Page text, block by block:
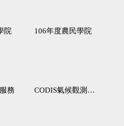
院 106年度農民學院
務 CODIS氣候觀測資料查詢服務